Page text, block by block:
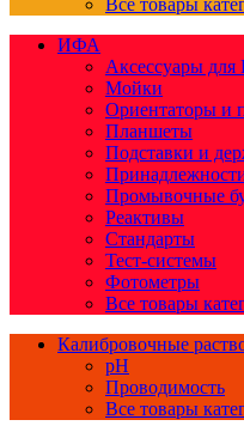
Все товары
ИФА
Аксессуары
Мойки
Ориентаторы и
Планшеты
Подставки и
Промывочные
Реактивы
Стандарты
Тест-системы
Фотометры
Все товары
Калибровочные
pH
Проводимость
Все товары